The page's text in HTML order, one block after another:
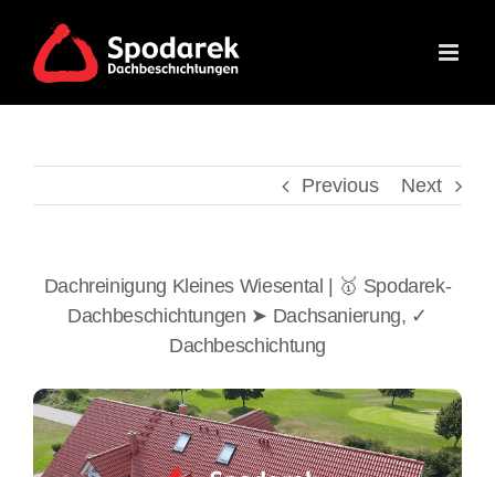
content
Previous Next
Dachreinigung Kleines Wiesental | 🥇 Spodarek-
Dachbeschichtungen ➤ Dachsanierung, ✓
Dachbeschichtung